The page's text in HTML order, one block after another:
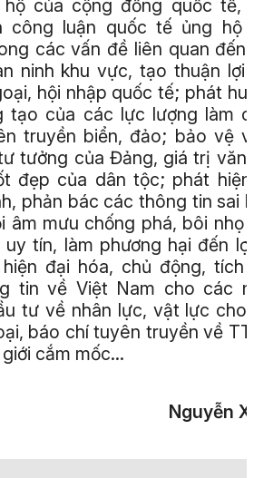
của cộng đồng quốc tế,
công luận quốc tế ủng hộ
các vấn đề liên quan đến
ninh khu vực, tạo thuận lợi
hội nhập quốc tế; phát
tạo của các lực lượng làm
truyền biển, đảo; bảo vệ
tưởng của Đảng, giá trị văn
đẹp của dân tộc; phát
phản bác các thông tin sai
âm mưu chống phá, bôi nhọ
tín, làm phương hại đến
đại hóa, chủ động, tích
tin về Việt Nam cho các
tư về nhân lực, vật lực cho
báo chí tuyên truyền về
cắm mốc…
Nguyễn